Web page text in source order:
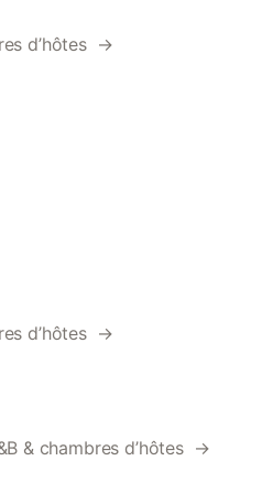
d’hôtes →
d’hôtes →
& chambres d’hôtes →